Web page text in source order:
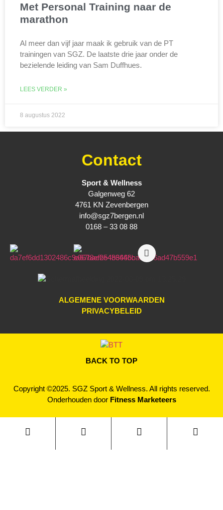
Met Personal Training naar de
marathon
Al meer dan vijf jaar maak ik gebruik van de PT
trainingen van SGZ. De laatste drie jaar onder de
bezielende leiding van Sam Duffhues.
LEES VERDER »
8 augustus 2022
Contact
Sport & Wellness
Galgenweg 62
4761 KN Zevenbergen
info@sgz7bergen.nl
0168 – 33 08 88
ALGEMENE VOORWAARDEN
PRIVACYBELEID
BACK TO TOP
Copyright ©2025. SGZ Sport & Wellness. All rights reserved.
Onderhouden door Fitness Marketeers